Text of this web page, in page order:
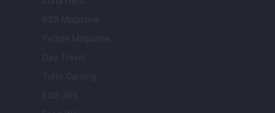
B2B Magazine
People Magazine
Day Travel
Tutto Gaming
ESG 365